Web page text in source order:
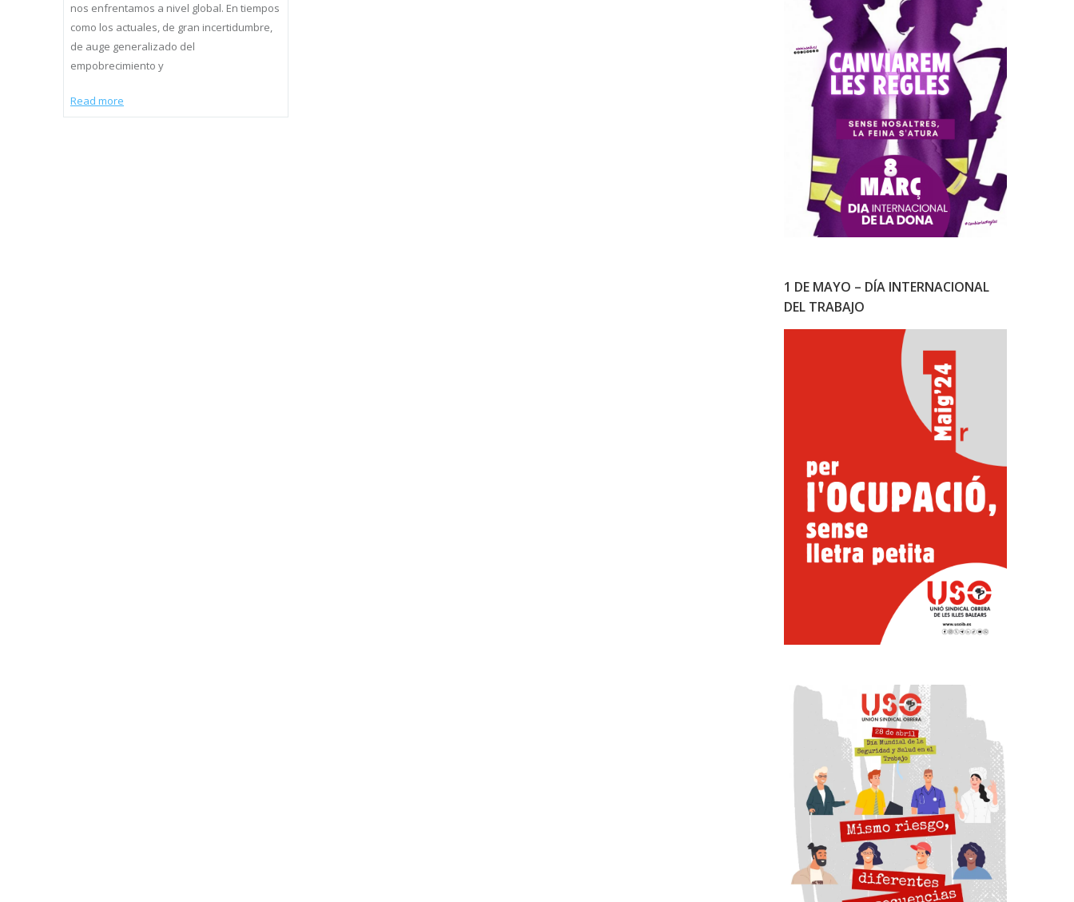
nos enfrentamos a nivel global. En tiempos
como los actuales, de gran incertidumbre,
de auge generalizado del
empobrecimiento y
Read more
1 DE MAYO – DÍA INTERNACIONAL
DEL TRABAJO